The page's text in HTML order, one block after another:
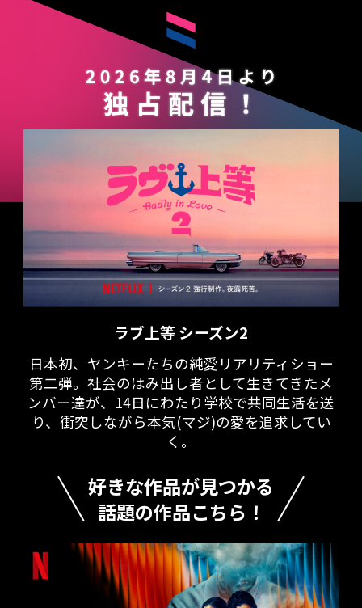
ラブ上等 シーズン2
日本初、ヤンキーたちの純愛リアリティショー
第二弾。社会のはみ出し者として生きてきたメ
ンバー達が、14日にわたり学校で共同生活を送
り、衝突しながら本気(マジ)の愛を追求してい
く。
好きな作品が見つかる
話題の作品こちら！